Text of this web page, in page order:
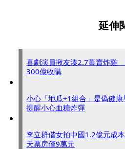
延伸
喜劇演員揪友湊2.7萬賣炸雞
300億收購
小心「地瓜+1組合」是偽健
提醒小心血糖炸彈
李立群偕女拍中國1.2億元成
天票房僅9萬元